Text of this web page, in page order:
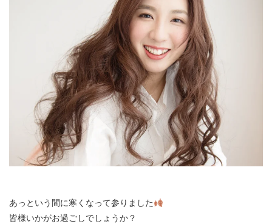
あっという間に寒くなって参りました
皆様いかがお過ごしでしょうか？